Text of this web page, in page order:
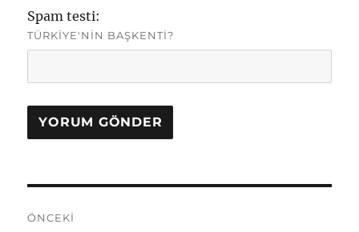
Spam testi:
TÜRKIYE'NIN BAŞKENTI?
ÖNCEKI